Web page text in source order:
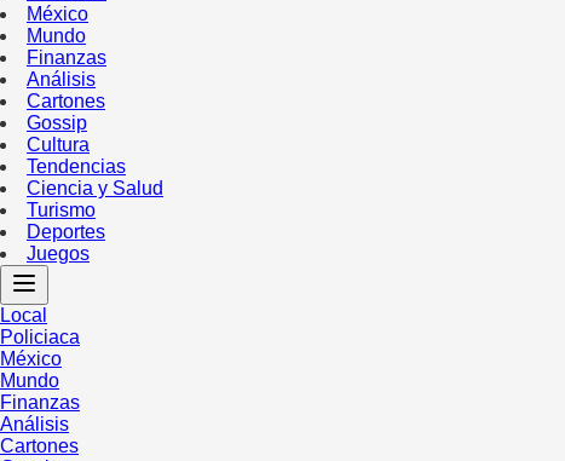
México
Mundo
Finanzas
Análisis
Cartones
Gossip
Cultura
Tendencias
Ciencia y Salud
Turismo
Deportes
Juegos
Local
Policiaca
México
Mundo
Finanzas
Análisis
Cartones